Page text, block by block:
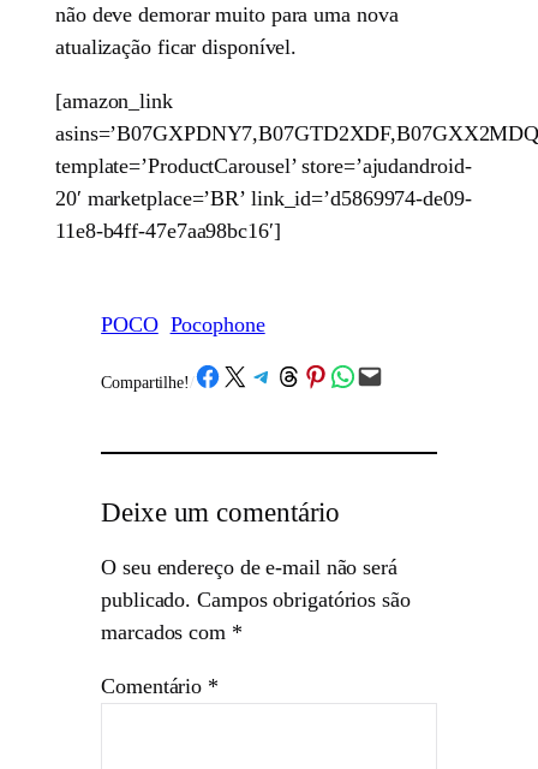
não deve demorar muito para uma nova
atualização ficar disponível.
[amazon_link
template=’ProductCarousel’ store=’ajudandroid-
20′ marketplace=’BR’ link_id=’d5869974-de09-
11e8-b4ff-47e7aa98bc16′]
POCO Pocophone
Compartilhe! /Share on Facebook
Share on X Share on Telegram
Share on Threads
Share on Pinterest
Share on WhatsApp
Email this Page
Deixe um comentário
O seu endereço de e-mail não será
publicado. Campos obrigatórios são
marcados com *
Comentário *